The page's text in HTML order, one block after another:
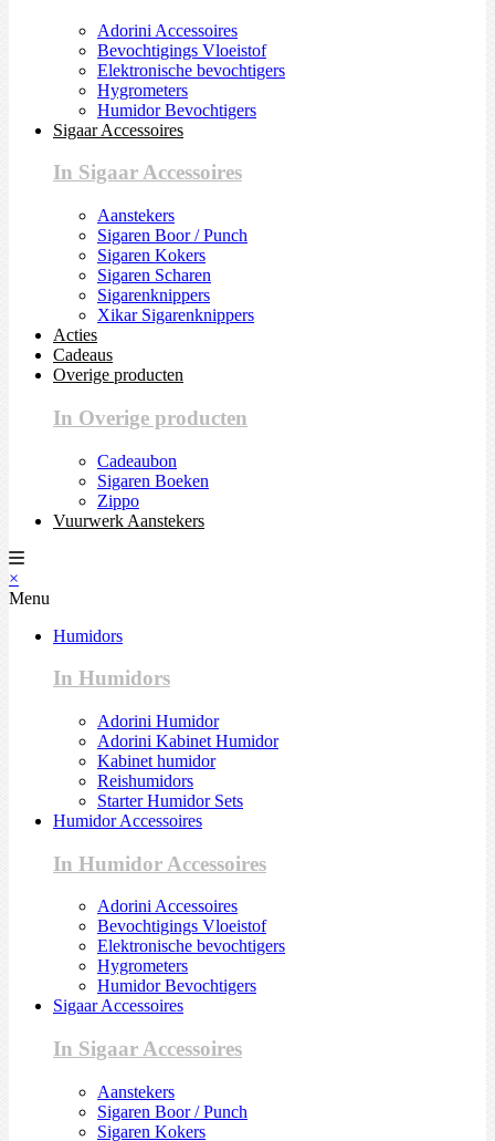
Adorini Accessoires
Bevochtigings Vloeistof
Elektronische bevochtigers
Hygrometers
Humidor Bevochtigers
Sigaar Accessoires
In Sigaar Accessoires
Aanstekers
Sigaren Boor / Punch
Sigaren Kokers
Sigaren Scharen
Sigarenknippers
Xikar Sigarenknippers
Acties
Cadeaus
Overige producten
In Overige producten
Cadeaubon
Sigaren Boeken
Zippo
Vuurwerk Aanstekers
×
Menu
Humidors
In Humidors
Adorini Humidor
Adorini Kabinet Humidor
Kabinet humidor
Reishumidors
Starter Humidor Sets
Humidor Accessoires
In Humidor Accessoires
Adorini Accessoires
Bevochtigings Vloeistof
Elektronische bevochtigers
Hygrometers
Humidor Bevochtigers
Sigaar Accessoires
In Sigaar Accessoires
Aanstekers
Sigaren Boor / Punch
Sigaren Kokers